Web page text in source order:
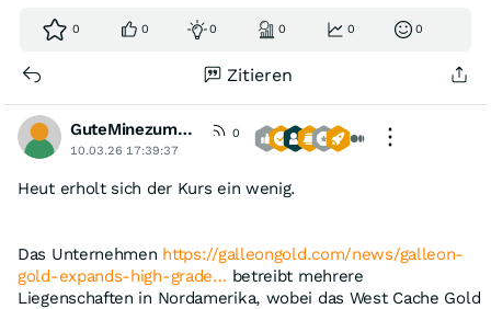
0 0 0 0 0 0
Zitieren
GuteMinezumBoersenspiel
0
10.03.26 17:39:37
Heut erholt sich der Kurs ein wenig.
Das Unternehmen https://galleongold.com/news/galleon-
gold-expands-high-grade… betreibt mehrere
Liegenschaften in Nordamerika, wobei das West Cache Gold